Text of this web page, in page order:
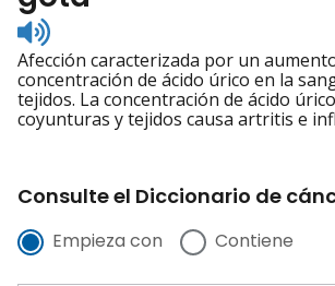
Listen
to
pronunciation
Afección caracterizada por un
concentración de ácido úrico en la
tejidos. La concentración de ácido
coyunturas y tejidos causa artritis e
Consulte el Diccionario de
Empieza con Contiene